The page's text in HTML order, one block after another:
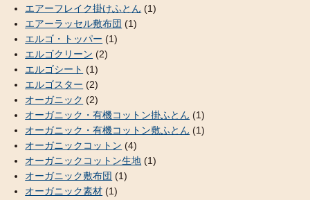
エアーフレイク掛けふとん (1)
エアーラッセル敷布団 (1)
エルゴ・トッパー (1)
エルゴクリーン (2)
エルゴシート (1)
エルゴスター (2)
オーガニック (2)
オーガニック・有機コットン掛ふとん (1)
オーガニック・有機コットン敷ふとん (1)
オーガニックコットン (4)
オーガニックコットン生地 (1)
オーガニック敷布団 (1)
オーガニック素材 (1)